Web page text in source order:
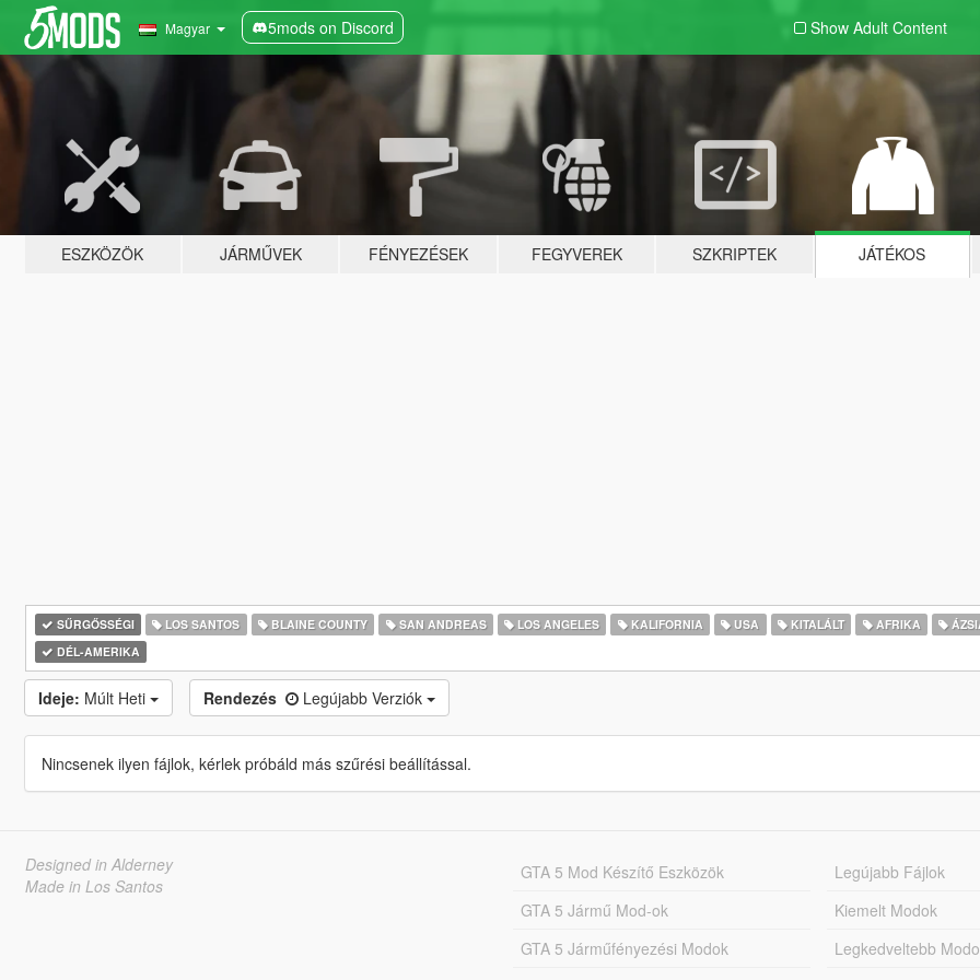
Magyar 5mods on Discord Show Adult Content
ESZKÖZÖK JÁRMŰVEK FÉNYEZÉSEK FEGYVEREK SZKRIPTEK JÁTÉKOS
SŰRGŐSSÉGI LOS SANTOS BLAINE COUNTY SAN ANDREAS LOS ANGELES KALIFORNIA USA KITALÁLT AFRIKA
DÉL-AMERIKA
Ideje: Múlt Heti Rendezés Legújabb Verziók
Nincsenek ilyen fájlok, kérlek próbáld más szűrési beállítással.
Designed in Alderney
Made in Los Santos
GTA 5 Mod Készítő Eszközök
GTA 5 Jármű Mod-ok
GTA 5 Járműfényezési Modok
Legújabb Fájlok
Kiemelt Modok
Legkedveltebb